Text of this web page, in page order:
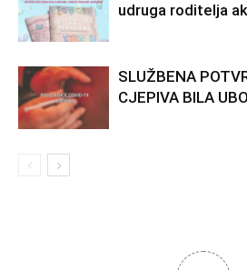
udruga roditelja
SLUŽBENA
CJEPIVA BILA